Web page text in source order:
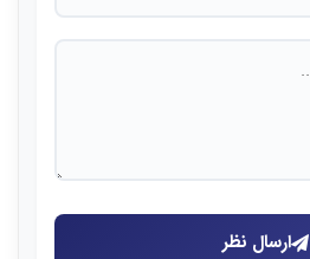
ارسال نظر